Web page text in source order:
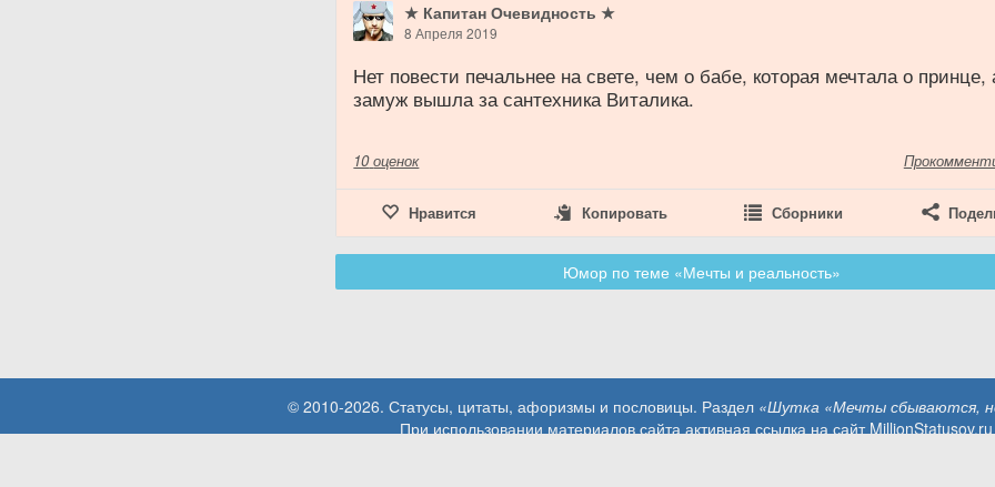
★ Капитан Очевидность ★
8 Апреля 2019
Нет повести печальнее на свете, чем о бабе, которая мечтала о принце,
замуж вышла за сантехника Виталика.
10 оценок
Нравится Копировать Сборники
Юмор по теме «Мечты и реальность»
© 2010-2026. Статусы, цитаты, афоризмы и пословицы. Раздел «Шутка «Мечты сбываются,
При использовании материалов сайта активная ссылка на сайт